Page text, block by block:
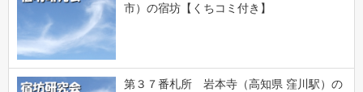
市）の宿坊【くちコミ付き】
第３７番札所 岩本寺（高知県 窪川駅）の